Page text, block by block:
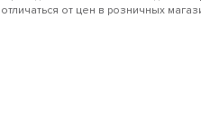
отличаться от цен в розничных